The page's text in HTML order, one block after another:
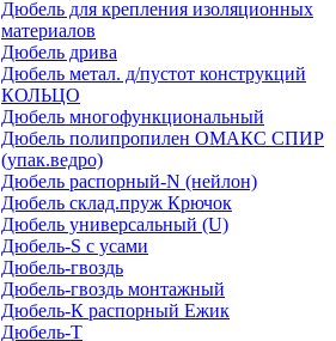
Дюбель для крепления изоляционных
материалов
Дюбель дрива
Дюбель метал. д/пустот конструкций
КОЛЬЦО
Дюбель многофункциональный
Дюбель полипропилен ОМАКС СПИР
(упак.ведро)
Дюбель распорный-N (нейлон)
Дюбель склад.пруж Крючок
Дюбель универсальный (U)
Дюбель-S с усами
Дюбель-гвоздь
Дюбель-гвоздь монтажный
Дюбель-К распорный Ежик
Дюбель-Т